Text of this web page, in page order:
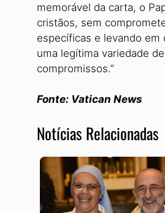
memorável da carta, o
cristãos, sem
específicas e levando em
uma legítima variedade
compromissos.”
Fonte: Vatican News
Notícias Relacionadas